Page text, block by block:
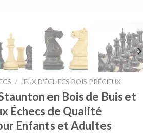
/ JEUX D’ÉCHECS BOIS PRÉCIEUX
en Bois de Buis et
Échecs de Qualité
Enfants et Adultes